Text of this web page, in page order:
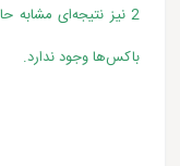
2 نیز نتیجه‌ای
باکس‌ها وجود ندارد.